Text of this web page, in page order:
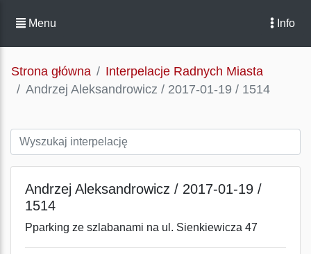
Menu Info
Strona główna
Interpelacje Radnych Miasta
Andrzej Aleksandrowicz / 2017-01-19 / 1514
Andrzej Aleksandrowicz / 2017-01-19 /
1514
Pparking ze szlabanami na ul. Sienkiewicza 47